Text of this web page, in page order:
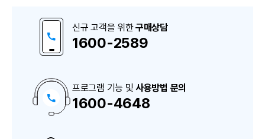
쇼핑몰 주문 관리
계정 설정, 쇼핑몰 매출 조회
보고서
구
매
신규 고객을 위한구매상담
1600-2589
프로그램 기능 및 사용방법 문의
1600-4648